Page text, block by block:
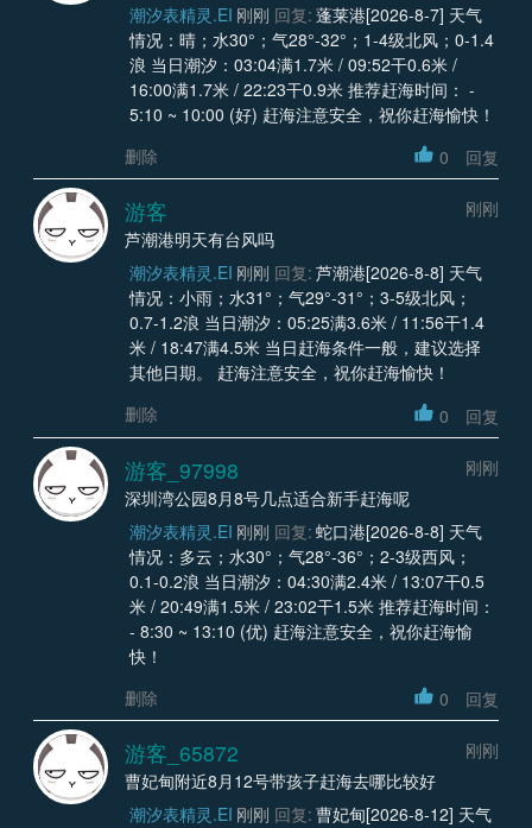
潮汐表精灵.EI 刚刚 回复: 蓬莱港[2026-8-7] 天气
情况：晴；水30°；气28°-32°；1-4级北风；0-1.4
浪 当日潮汐：03:04满1.7米 / 09:52干0.6米 /
16:00满1.7米 / 22:23干0.9米 推荐赶海时间： -
5:10 ~ 10:00 (好) 赶海注意安全，祝你赶海愉快！
删除
0 回复
游客
刚刚
芦潮港明天有台风吗
潮汐表精灵.EI 刚刚 回复: 芦潮港[2026-8-8] 天气
情况：小雨；水31°；气29°-31°；3-5级北风；
0.7-1.2浪 当日潮汐：05:25满3.6米 / 11:56干1.4
米 / 18:47满4.5米 当日赶海条件一般，建议选择
其他日期。 赶海注意安全，祝你赶海愉快！
删除
0 回复
游客_97998
刚刚
深圳湾公园8月8号几点适合新手赶海呢
潮汐表精灵.EI 刚刚 回复: 蛇口港[2026-8-8] 天气
情况：多云；水30°；气28°-36°；2-3级西风；
0.1-0.2浪 当日潮汐：04:30满2.4米 / 13:07干0.5
米 / 20:49满1.5米 / 23:02干1.5米 推荐赶海时间：
- 8:30 ~ 13:10 (优) 赶海注意安全，祝你赶海愉
快！
删除
0 回复
游客_65872
刚刚
曹妃甸附近8月12号带孩子赶海去哪比较好
潮汐表精灵.EI 刚刚 回复: 曹妃甸[2026-8-12] 天气